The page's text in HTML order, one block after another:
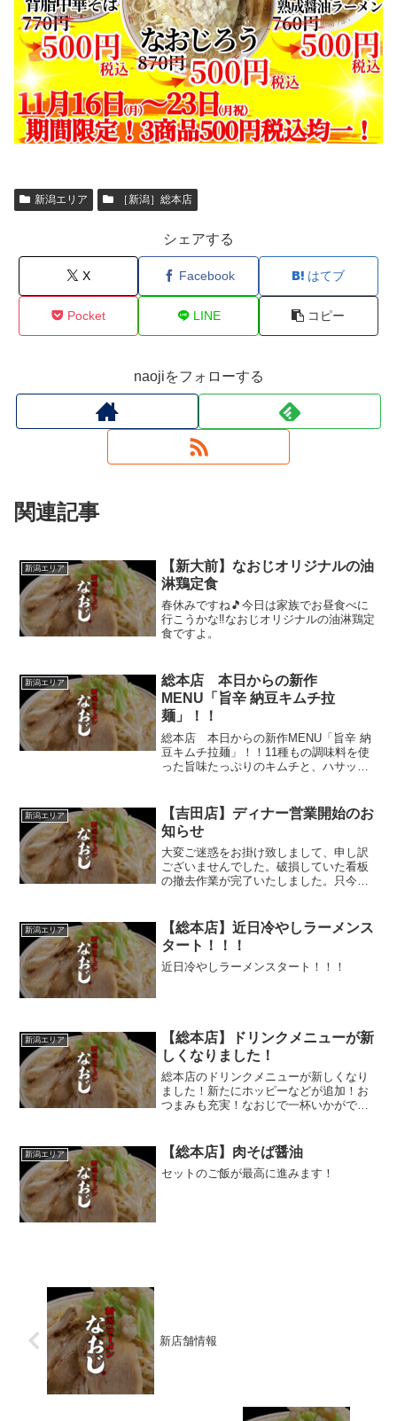
新潟エリア ［新潟］総本店
シェアする
X Facebook はてブ
Pocket LINE コピー
naojiをフォローする
関連記事
新潟エリア
【新大前】なおじオリジナルの油
淋鶏定食
春休みですね🎵今日は家族でお昼食べに
行こうかな‼なおじオリジナルの油淋鶏定
食ですよ。
新潟エリア
総本店 本日からの新作
MENU「旨辛 納豆キムチ拉
麺」！！
総本店 本日からの新作MENU「旨辛 納
豆キムチ拉麺」！！11種もの調味料を使
った旨味たっぷりのキムチと、ハサップ
魚介スープに閉じ込めました。辛味、旨
味、風味が三位一...
新潟エリア
【吉田店】ディナー営業開始のお
知らせ
大変ご迷惑をお掛け致しまして、申し訳
ございませんでした。破損していた看板
の撤去作業が完了いたしました。只今、
いたします。なおじ吉田店 店長 池澤
新潟エリア
【総本店】近日冷やしラーメンス
タート！！！
近日冷やしラーメンスタート！！！
新潟エリア
【総本店】ドリンクメニューが新
しくなりました！
総本店のドリンクメニューが新しくなり
ました！新たにホッピーなどが追加！お
つまみも充実！なおじで一杯いかがです
新潟エリア 【総本店】肉そば醤油
セットのご飯が最高に進みます！
新店舗情報